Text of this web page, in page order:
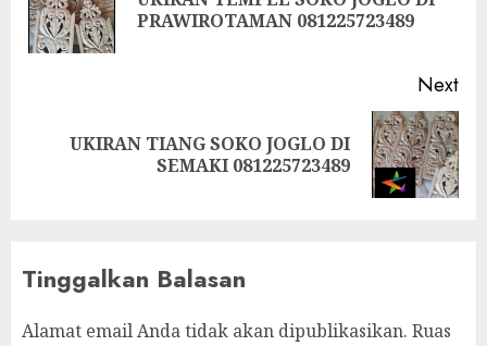
PRAWIROTAMAN 081225723489
Next
UKIRAN TIANG SOKO JOGLO DI
SEMAKI 081225723489
Tinggalkan Balasan
Alamat email Anda tidak akan dipublikasikan. Ruas